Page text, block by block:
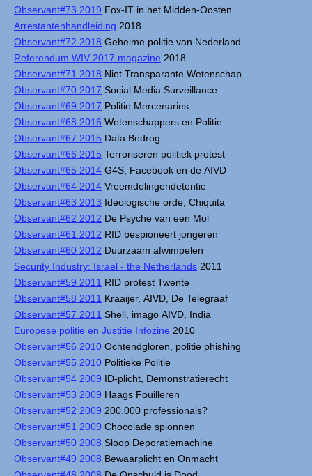
Observant#73 2019 Fox-IT in het Midden-Oosten
Arrestantenhandleiding 2018
Observant#72 2018 Geheime politie van Nederland
Referendum WIV 2017 magazine 2018
Observant#71 2018 Niet Transparante Wetenschap
Observant#70 2017 Social Media Surveillance
Observant#69 2017 Politie Mercenaries
Observant#68 2016 Wetenschappers en Politie
Observant#67 2015 Data Bedrog
Observant#66 2015 Terroriseren politiek protest
Observant#65 2014 G4S, Facebook en de AIVD
Observant#64 2014 Vreemdelingendetentie
Observant#63 2013 Ideologische orde, Chiquita
Observant#62 2012 De Psyche van een Mol
Observant#61 2012 RID bespioneert jongeren
Observant#60 2012 Duurzaam afwimpelen
Security Industry: Israel - the Netherlands 2011
Observant#59 2011 RID protest Twente
Observant#58 2011 Kraaijer, AIVD, De Telegraaf
Observant#57 2011 Shell, imago AIVD, India
Europese politie en Justitie Infozine 2010
Observant#56 2010 Ochtendgloren, politie phishing
Observant#55 2010 Politieke Politie
Observant#54 2009 ID-plicht, Demonstratierecht
Observant#53 2009 Haags Fouilleren
Observant#52 2009 200.000 professionals?
Observant#51 2009 Chocolade spionnen
Observant#50 2008 Sloop Deporatiemachine
Observant#49 2008 Bewaarplicht en Onmacht